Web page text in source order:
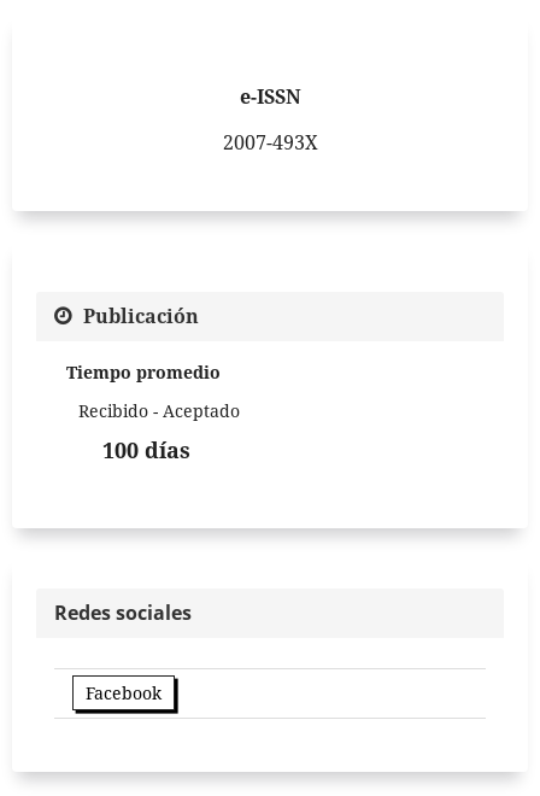
e-ISSN
2007-493X
Publicación
Tiempo promedio
Recibido - Aceptado
100 días
Redes sociales
Facebook